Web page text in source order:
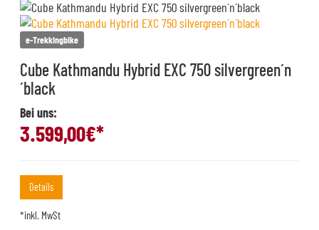
e-Trekkingbike
Cube Kathmandu Hybrid EXC 750 silvergreen´n
´black
Bei uns:
3.599,00€*
Details
*inkl. MwSt